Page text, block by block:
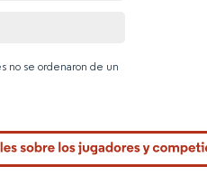
no se ordenaron de un